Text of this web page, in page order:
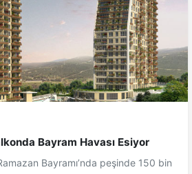
Bayram Havası Esiyor
Bayramı’nda peşinde 150 bin